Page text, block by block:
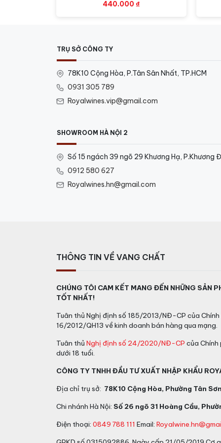
440.000 ₫
TRỤ SỞ CÔNG TY
78K10 Cộng Hòa, P.Tân Sân Nhất, TP.HCM
0931 305 789
Royalwines.vip@gmail.com
SHOWROOM HÀ NỘI 2
Số 15 ngách 39 ngõ 29 Khương Hạ, P.Khương
0912 580 627
Royalwines.hn@gmail.com
THÔNG TIN VỀ VANG CHẤT
CHÚNG TÔI CAM KẾT MANG ĐẾN NHỮNG SẢN
TỐT NHẤT!
Tuân thủ Nghị định số 185/2013/NĐ-CP của
16/2012/QH13 về kinh doanh bán hàng qua mạng.
Tuân thủ Nghị định số 24/2020/NĐ-CP của Chính
dưới 18 tuổi.
CÔNG TY TNHH ĐẦU TƯ XUẤT NHẬP KHẨU
Địa chỉ trụ sở: 78K10 Cộng Hòa, Phường Tân
Chi nhánh Hà Nội: Số 26 ngõ 31 Hoàng Cầu,
Điện thoại: 0849 788 111 Email: